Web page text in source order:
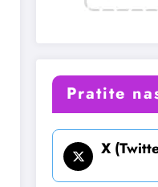
Pratite
X